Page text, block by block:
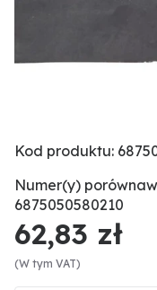
Kod produktu:
Numer(y)
6875050580210
62,83 zł
(W tym VAT)